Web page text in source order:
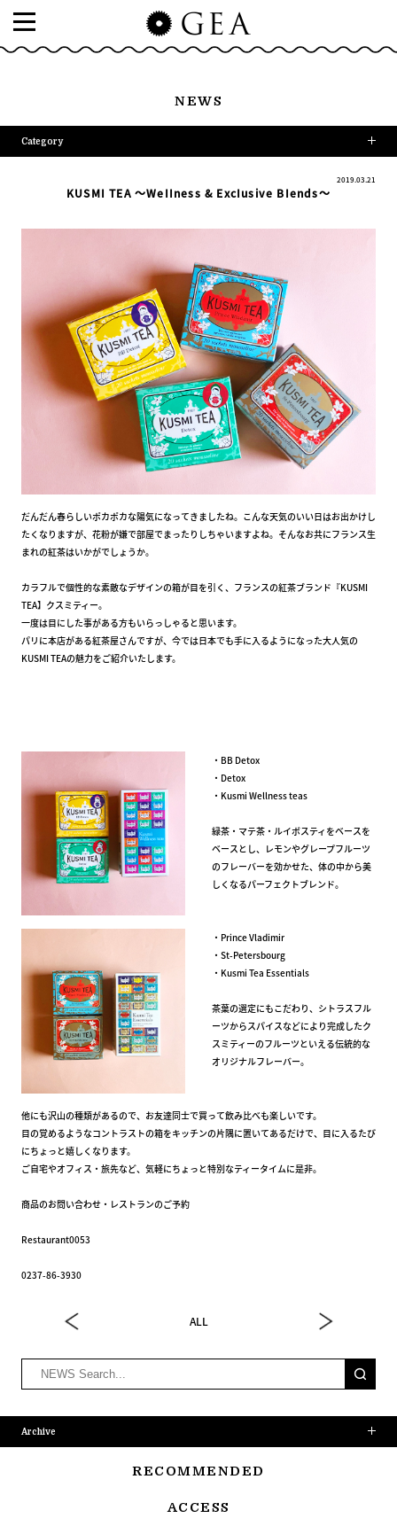
NEWS
Category
2019.03.21
KUSMI TEA ～WeIIness & ExcIusive BIends～
だんだん春らしいポカポカな陽気になってきましたね。こんな天気のいい日はお出かけし
たくなりますが、花粉が嫌で部屋でまったりしちゃいますよね。そんなお共にフランス生
まれの紅茶はいかがでしょうか。
カラフルで個性的な素敵なデザインの箱が目を引く、フランスの紅茶ブランド『KUSMI
TEA】クスミティー。
一度は目にした事がある方もいらっしゃると思います。
パリに本店がある紅茶屋さんですが、今では日本でも手に入るようになった大人気の
KUSMI TEAの魅力をご紹介いたします。
・BB Detox
・Detox
・Kusmi Wellness teas
緑茶・マテ茶・ルイボスティをベースを
ベースとし、レモンやグレープフルーツ
のフレーバーを効かせた、体の中から美
しくなるパーフェクトブレンド。
・Prince Vladimir
・St-Petersbourg
・Kusmi Tea Essentials
茶葉の選定にもこだわり、シトラスフル
ーツからスパイスなどにより完成したク
スミティーのフルーツといえる伝統的な
オリジナルフレーバー。
他にも沢山の種類があるので、お友達同士で買って飲み比べも楽しいです。
目の覚めるようなコントラストの箱をキッチンの片隅に置いてあるだけで、目に入るたび
にちょっと嬉しくなります。
ご自宅やオフィス・旅先など、気軽にちょっと特別なティータイムに是非。
商品のお問い合わせ・レストランのご予約
Restaurant0053
0237-86-3930
ALL
Archive
RECOMMENDED
ACCESS